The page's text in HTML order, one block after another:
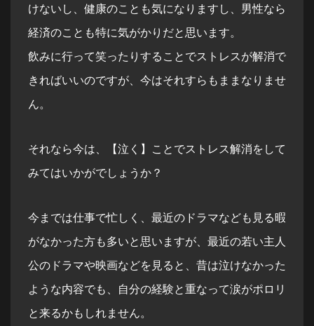
けないし、健康のことも気になりますし、男性なら
経済のことも特に気がかりだと思います。
飲みに行って笑ったりすることでストレスが解消で
きればいいのですが、今はそれすらもままなりませ
ん。
それなら今は、【泣く】ことでストレス解消をして
みてはいかがでしょうか？
今までは仕事で忙しく、最近のドラマなども見る暇
がなかった方も多いと思いますが、最近の若い主人
公のドラマや映画などを見ると、昔は泣けなかった
ような内容でも、自分の経験と重なって涙がポロリ
と来るかもしれません。